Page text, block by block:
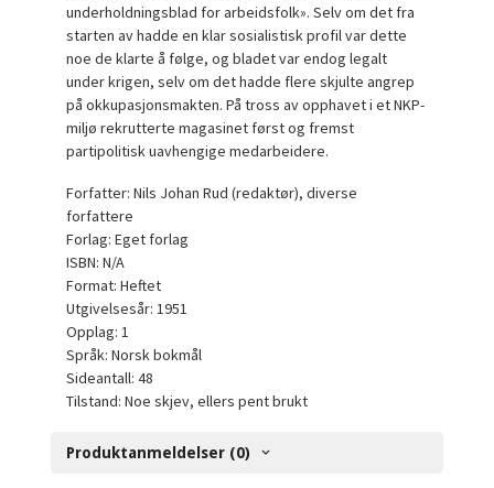
underholdningsblad for arbeidsfolk». Selv om det fra
starten av hadde en klar sosialistisk profil var dette
noe de klarte å følge, og bladet var endog legalt
under krigen, selv om det hadde flere skjulte angrep
på okkupasjonsmakten. På tross av opphavet i et NKP-
miljø rekrutterte magasinet først og fremst
partipolitisk uavhengige medarbeidere.
Forfatter: Nils Johan Rud (redaktør), diverse
forfattere
Forlag: Eget forlag
ISBN: N/A
Format: Heftet
Utgivelsesår: 1951
Opplag: 1
Språk: Norsk bokmål
Sideantall: 48
Tilstand: Noe skjev, ellers pent brukt
Produktanmeldelser (0)